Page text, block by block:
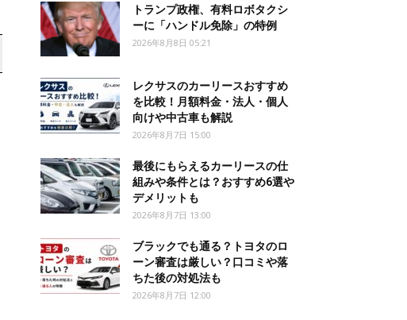
トランプ政権、有料ロボタクシ
ーに「ハンドル免除」の特例
2026年8月8日 05:21
レクサスのカーリースおすすめ
を比較！月額料金・法人・個人
向けや中古車も解説
2026年8月7日 15:00
最後にもらえるカーリースの仕
組みや条件とは？おすすめ6選や
デメリットも
2026年8月7日 13:00
ブラックでも通る？トヨタのロ
ーン審査は厳しい？口コミや落
ちた後の対処法も
2026年8月7日 12:00